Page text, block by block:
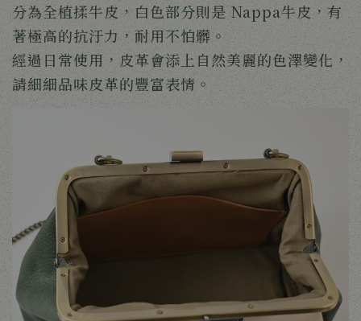
分為全植揉牛皮，白色部分則是 Nappa牛皮，有
著極高的抗汙力，耐用不怕髒。
經過日常使用，皮革會添上自然美麗的色澤變化，
請細細品味皮革的豐富表情。